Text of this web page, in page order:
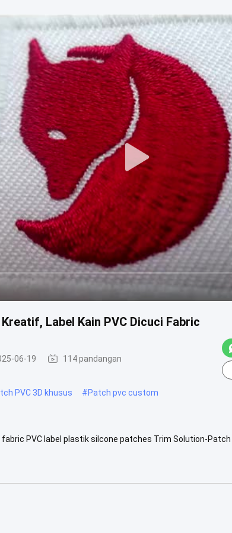
Label Kain PVC Dicuci Fabric
06-19 114 pandangan
PVC 3D khusus #Patch pvc custom
PVC label plastik silcone patches Trim Solution-